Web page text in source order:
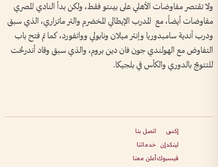
ولا تقتصر مفاوضات الأهلي على بينتو فقط، ولكن بدأ النادي المصري
مفاوضات أيضاً، مع المدرب الإيطالي المخضرم والتر ماتزاري، الذي سبق
ودرب أندية سامبدوريا وإنتر ميلان ونابولي وواتفورد، كما تم فتح باب
التفاوض مع الهولندي جون فان دين بروم، والذي سبق وقاد أندرلخت
للتتويج بالدوري والكأس في بلجيكا.
إكس
لينكدإن
فيسبوك
اتصل بنا
خدماتنا
أعلن معنا